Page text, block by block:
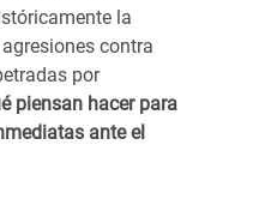
la
contra
por
piensan hacer para
ante el